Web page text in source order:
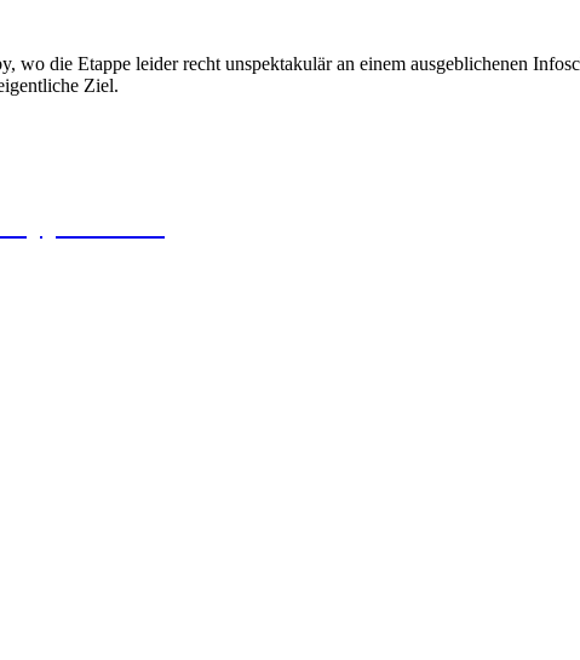
die Etappe leider recht unspektakulär an einem ausgeblichenen
Ziel.